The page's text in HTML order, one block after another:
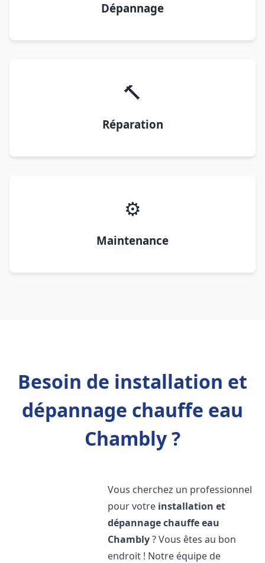
Dépannage
🔨
Réparation
⚙️
Maintenance
Besoin de installation et
dépannage chauffe eau
Chambly ?
Vous cherchez un professionnel
pour votre installation et
dépannage chauffe eau
Chambly? Vous êtes au bon
endroit ! Notre équipe de